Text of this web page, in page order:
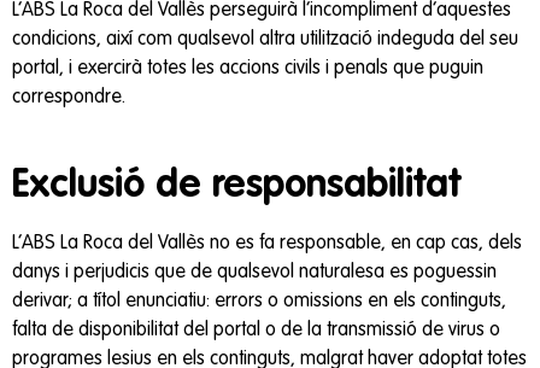
L’ABS La Roca del Vallès perseguirà l’incompliment d’aquestes
condicions, així com qualsevol altra utilització indeguda del seu
portal, i exercirà totes les accions civils i penals que puguin
correspondre.
Exclusió de responsabilitat
L’ABS La Roca del Vallès no es fa responsable, en cap cas, dels
danys i perjudicis que de qualsevol naturalesa es poguessin
derivar; a títol enunciatiu: errors o omissions en els continguts,
falta de disponibilitat del portal o de la transmissió de virus o
programes lesius en els continguts, malgrat haver adoptat totes